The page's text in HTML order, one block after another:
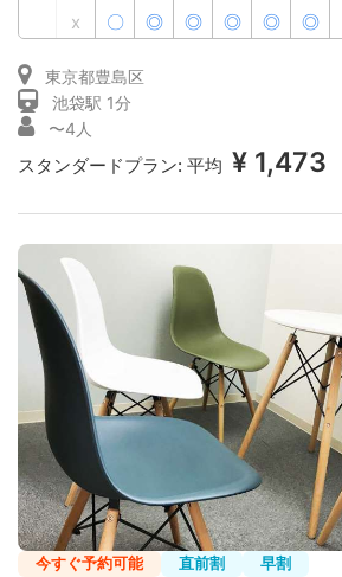
x 〇 ◎ ◎ ◎ ◎ ◎
東京都豊島区
池袋駅 1分
〜4人
スタンダードプラン: 平均 ¥ 1,473
今すぐ予約可能 直前割 早割